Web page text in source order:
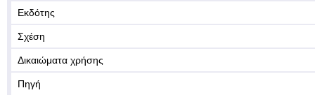
Εκδότης
Σχέση
Δικαιώματα χρήσης
Πηγή